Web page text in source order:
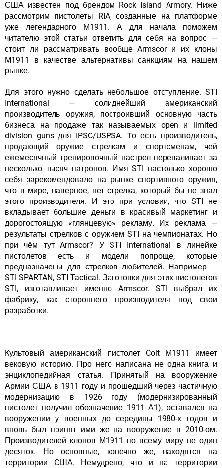
США известен под брендом Rock Island Armory. Ниже
рассмотрим пистолеты RIA, созданные на платформе
уже легендарного М1911. А для начала поможем
читателю этой статьи ответить для себя на вопрос —
стоит ли рассматривать вообще Armscor и их клоны
М1911 в качестве альтернативы санкциям на нашем
рынке.
Для этого нужно сделать небольшое отступление. STI
International — солиднейший американский
производитель оружия, построивший основную часть
бизнеса на продаже так называемых open и limited
division guns для IPSC/USPSA. То есть производитель,
продающий оружие стрелкам и спортсменам, чей
ежемесячный тренировочный настрел переваливает за
несколько тысяч патронов. Имя STI настолько хорошо
себя зарекомендовало на рынке спортивного оружия,
что в мире, наверное, нет стрелка, который бы не знал
этого производителя. И это при условии, что STI не
вкладывает большие деньги в красивый маркетинг и
дорогостоящую «глянцевую» рекламу. Их реклама —
результаты стрелков с оружием STI на чемпионатах. Но
при чём тут Armscor? У STI International в линейке
пистолетов есть и модели попроще, которые
предназначены для стрелков любителей. Например —
STI SPARTAN, STI Tactical. Заготовки для этих пистолетов
STI, изготавливает именно Armscor. STI выбрал их
фабрику, как стороннего производителя под свои
разработки.
Культовый американский пистолет Colt М1911 имеет
вековую историю. Про него написана не одна книга и
энциклопедийная статья. Принятый на вооружение
Армии США в 1911 году и прошедший через частичную
модернизацию в 1926 году (модернизированный
пистолет получил обозначение 1911 А1), оставался на
вооружении у военных до середины 1980-х годов и
вновь был принят ими же на вооружение в 2010-ом.
Производителей клонов М1911 по всему миру не один
десяток. Но основные, конечно же, находятся на
территории США. Немудрено, что и на территории